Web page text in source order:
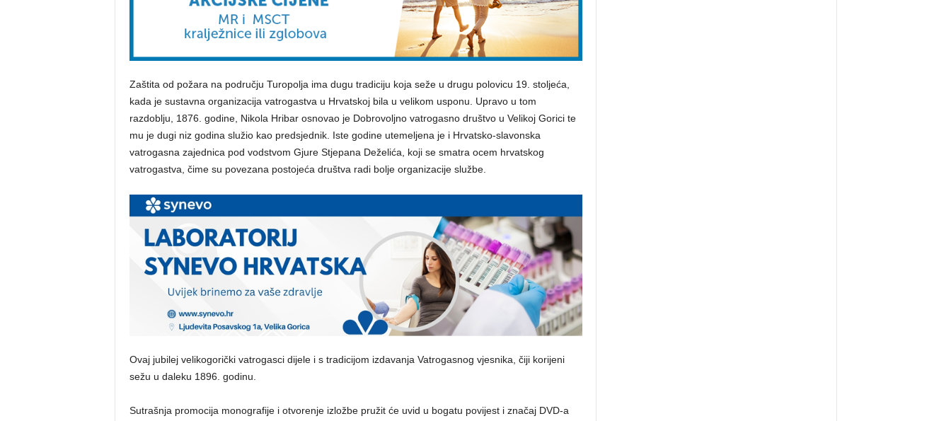
Zaštita od požara na području Turopolja ima dugu tradiciju koja seže u drugu polovicu 19. stoljeća,
kada je sustavna organizacija vatrogastva u Hrvatskoj bila u velikom usponu. Upravo u tom
razdoblju, 1876. godine, Nikola Hribar osnovao je Dobrovoljno vatrogasno društvo u Velikoj Gorici te
mu je dugi niz godina služio kao predsjednik. Iste godine utemeljena je i Hrvatsko-slavonska
vatrogasna zajednica pod vodstvom Gjure Stjepana Deželića, koji se smatra ocem hrvatskog
vatrogastva, čime su povezana postojeća društva radi bolje organizacije službe.
Ovaj jubilej velikogorički vatrogasci dijele i s tradicijom izdavanja Vatrogasnog vjesnika, čiji korijeni
sežu u daleku 1896. godinu.
Sutrašnja promocija monografije i otvorenje izložbe pružit će uvid u bogatu povijest i značaj DVD-a